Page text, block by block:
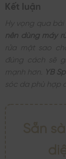
Kết luận
Hy vọng qua
nên dùng máy
rửa mặt sao
đúng cách sẽ
mạnh hơn.
YB
sóc da phù hợp